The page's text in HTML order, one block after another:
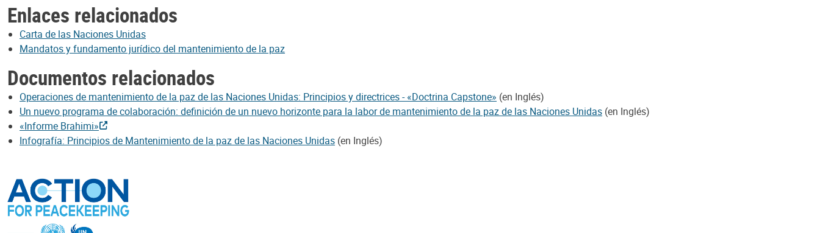
Enlaces relacionados
Carta de las Naciones Unidas
Mandatos y fundamento jurídico del mantenimiento de la paz
Documentos relacionados
Operaciones de mantenimiento de la paz de las Naciones Unidas: Principios y directrices - «Doctrina Capstone» (en Inglés)
Un nuevo programa de colaboración: definición de un nuevo horizonte para la labor de mantenimiento de la paz de las Naciones Unidas (en Inglés)
«Informe Brahimi»
Infografía: Principios de Mantenimiento de la paz de las Naciones Unidas (en Inglés)